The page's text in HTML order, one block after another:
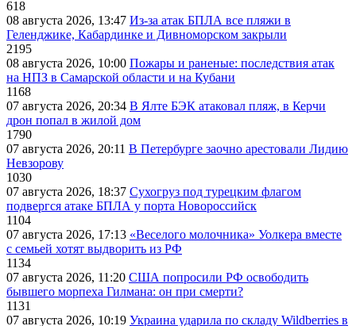
618
08 августа 2026, 13:47 Из-за атак БПЛА все пляжи в
Геленджике, Кабардинке и Дивноморском закрыли
2195
08 августа 2026, 10:00 Пожары и раненые: последствия атак
на НПЗ в Самарской области и на Кубани
1168
07 августа 2026, 20:34 В Ялте БЭК атаковал пляж, в Керчи
дрон попал в жилой дом
1790
07 августа 2026, 20:11 В Петербурге заочно арестовали Лидию
Невзорову
1030
07 августа 2026, 18:37 Сухогруз под турецким флагом
подвергся атаке БПЛА у порта Новороссийск
1104
07 августа 2026, 17:13 «Веселого молочника» Уолкера вместе
с семьей хотят выдворить из РФ
1134
07 августа 2026, 11:20 США попросили РФ освободить
бывшего морпеха Гилмана: он при смерти?
1131
07 августа 2026, 10:19 Украина ударила по складу Wildberries в